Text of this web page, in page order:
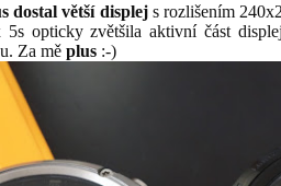
dostal větší displej s rozlišením
5s opticky zvětšila aktivní část
Za mě plus :-)